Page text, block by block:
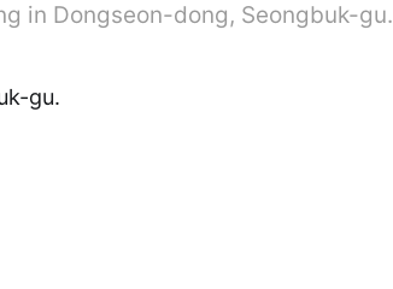
in Dongseon-dong, Seongbuk-gu.
gu.